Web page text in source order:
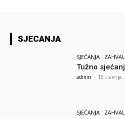
SJECANJA
SJEĆANJA I
Tužno
admin - 16 travnja,
SJEĆANJA I